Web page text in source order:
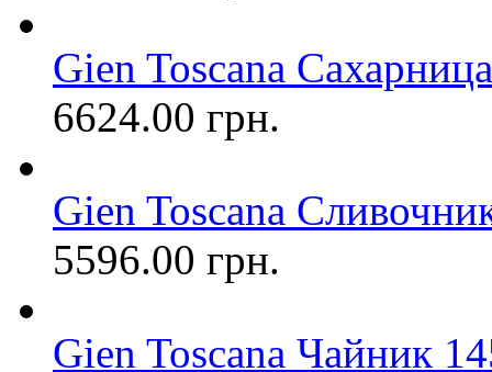
Gien Toscana
6624.00 грн.
Gien Toscana
5596.00 грн.
Gien Toscana Чайник